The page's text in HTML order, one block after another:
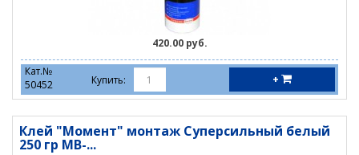
420.00 руб.
Кат.№
50452
Купить: +
Клей "Момент" монтаж Суперсильный белый
250 гр МВ-...